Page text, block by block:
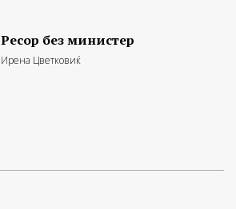
Ресор без министер
Ирена Цветковиќ